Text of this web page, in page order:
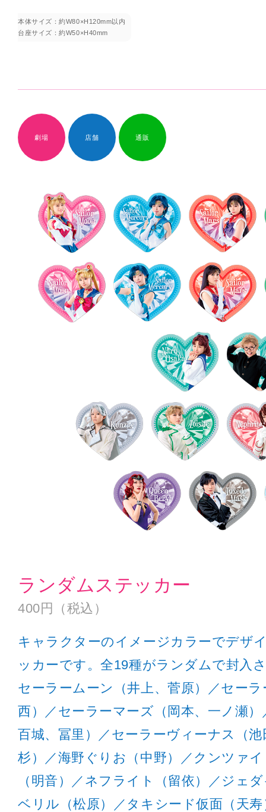
本体サイズ：約W80×H120mm以内
台座サイズ：約W50×H40mm
ランダムステッカー
400円（税込）
キャラクターのイメージカラーでデザ
ッカーです。全19種がランダムで封入
セーラームーン（井上、菅原）／セー
西）／セーラーマーズ（岡本、一ノ瀬
百城、冨里）／セーラーヴィーナス（
杉）／海野ぐりお（中野）／クンツァ
（明音）／ネフライト（留依）／ジェ
ベリル（松原）／タキシード仮面（天